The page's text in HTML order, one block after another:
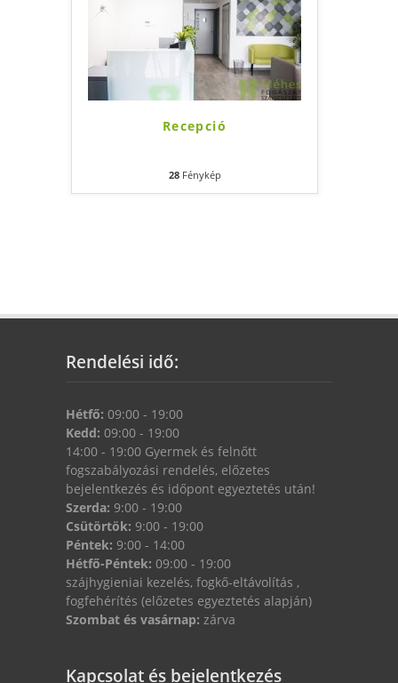
Recepció
28Fénykép
Rendelési idő:
Hétfő: 09:00 - 19:00
Kedd: 09:00 - 19:00
14:00 - 19:00 Gyermek és felnőtt
fogszabályozási rendelés, előzetes
bejelentkezés és időpont egyeztetés után!
Szerda: 9:00 - 19:00
Csütörtök: 9:00 - 19:00
Péntek: 9:00 - 14:00
Hétfő-Péntek: 09:00 - 19:00
szájhygieniai kezelés, fogkő-eltávolítás ,
fogfehérítés (előzetes egyeztetés alapján)
Szombat és vasárnap: zárva
Kapcsolat és bejelentkezés